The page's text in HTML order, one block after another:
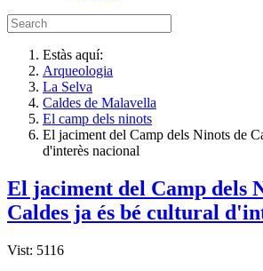
Estàs aquí:
Arqueologia
La Selva
Caldes de Malavella
El camp dels ninots
El jaciment del Camp dels Ninots de
d'interès nacional
El jaciment del Camp dels
Caldes ja és bé cultural
Vist: 5116